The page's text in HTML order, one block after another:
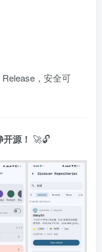
，安全可
源！ ‌ 🚀🔓